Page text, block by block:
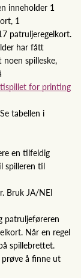
inneholder 1
1
patruljeregelkort.
har fått
spilleske,
for printing
tabellen i
en tilfeldig
spilleren til
Bruk JA/NEI
patruljeføreren
Når en regel
spillebrettet.
prøve å finne ut